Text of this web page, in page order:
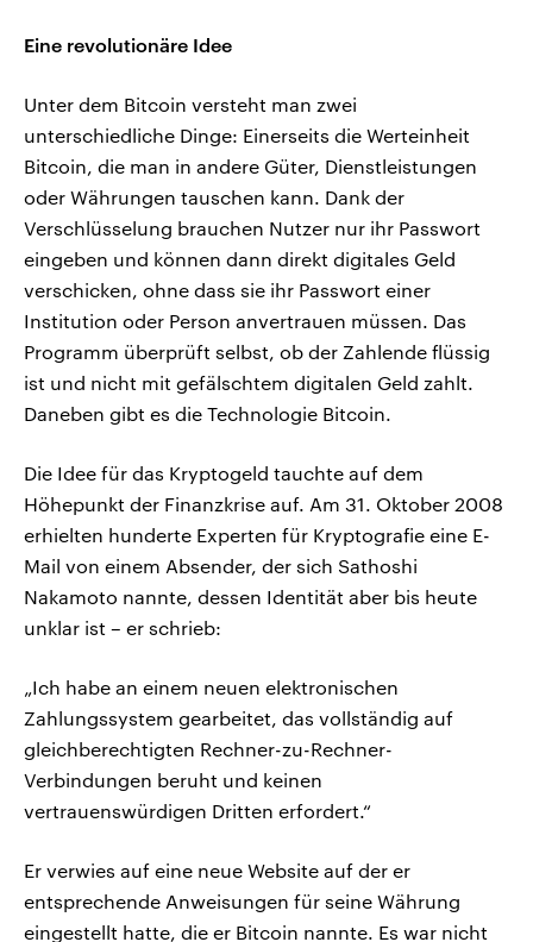
Eine revolutionäre Idee
Unter dem Bitcoin versteht man zwei
unterschiedliche Dinge: Einerseits die Werteinheit
Bitcoin, die man in andere Güter, Dienstleistungen
oder Währungen tauschen kann. Dank der
Verschlüsselung brauchen Nutzer nur ihr Passwort
eingeben und können dann direkt digitales Geld
verschicken, ohne dass sie ihr Passwort einer
Institution oder Person anvertrauen müssen. Das
Programm überprüft selbst, ob der Zahlende flüssig
ist und nicht mit gefälschtem digitalen Geld zahlt.
Daneben gibt es die Technologie Bitcoin.
Die Idee für das Kryptogeld tauchte auf dem
Höhepunkt der Finanzkrise auf. Am 31. Oktober 2008
erhielten hunderte Experten für Kryptografie eine E-
Mail von einem Absender, der sich Sathoshi
Nakamoto nannte, dessen Identität aber bis heute
unklar ist – er schrieb:
„Ich habe an einem neuen elektronischen
Zahlungssystem gearbeitet, das vollständig auf
gleichberechtigten Rechner-zu-Rechner-
Verbindungen beruht und keinen
vertrauenswürdigen Dritten erfordert.“
Er verwies auf eine neue Website auf der er
entsprechende Anweisungen für seine Währung
eingestellt hatte, die er Bitcoin nannte. Es war nicht